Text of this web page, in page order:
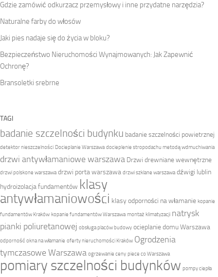
Gdzie zamówić odkurzacz przemysłowy i inne przydatne narzędzia?
Naturalne farby do włosów
Jaki pies nadaje się do życia w bloku?
Bezpieczeństwo Nieruchomości Wynajmowanych: Jak Zapewnić
Ochronę?
Bransoletki srebrne
TAGI
badanie szczelności budynku badanie szczelności powietrznej
detektor nieszczelności Docieplanie Warszawa docieplenie stropodachu metodą wdmuchiwania
drzwi antywłamaniowe warszawa Drzwi drewniane wewnętrzne
drzwi polskone warszawa drzwi porta warszawa drzwi szklane warszawa dźwigi lublin
hydroizolacja fundamentów klasy
antywłamaniowości klasy odporności na włamanie kopanie
fundamentów Kraków kopanie fundamentów Warszawa montaż klimatyzacji natrysk
pianki poliuretanowej obsługa placów budowy ocieplanie domu Warszawa
odporność okna na włamanie oferty nieruchomości Kraków Ogrodzenia
tymczasowe Warszawa ogrzewanie ceny piece co Warszawa
pomiary szczelności budynków pompy ciepła